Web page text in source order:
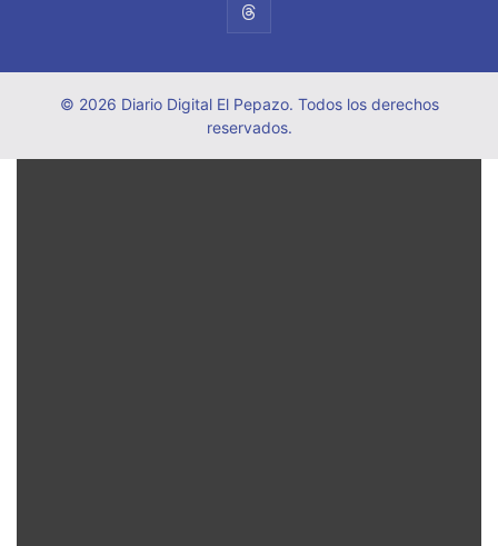
© 2026 Diario Digital El Pepazo. Todos los derechos
reservados.